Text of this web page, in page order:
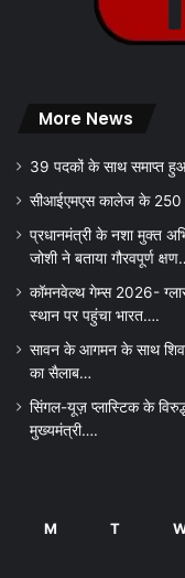
More News
39 पदकों के साथ समाप्त
सीआईएमएस कालेज के 250
प्रधानमंत्री के नशा मुक्त
जोशी ने बताया गौरवपूर्ण
कॉमनवेल्थ गेम्स 2026-
स्थान पर पहुंचा भारत….
सावन के आगमन के साथ
का सैलाब…
सिंगल-यूज़ प्लास्टिक के
मुख्यमंत्री….
M T